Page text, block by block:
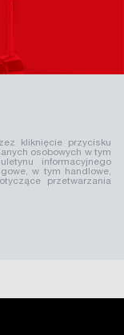
kliknięcie przycisku
osobowych w tym
informacyjnego
w tym handlowe,
przetwarzania